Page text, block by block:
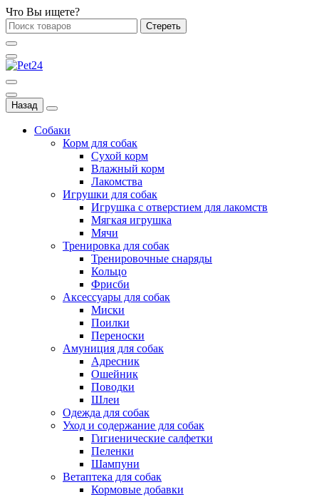
Что Вы ищете?
Стереть
Назад
Собаки
Корм для собак
Сухой корм
Влажный корм
Лакомства
Игрушки для собак
Игрушка с отверстием для лакомств
Мягкая игрушка
Мячи
Тренировка для собак
Тренировочные снаряды
Кольцо
Фрисби
Аксессуары для собак
Миски
Поилки
Переноски
Амуниция для собак
Адресник
Ошейник
Поводки
Шлеи
Одежда для собак
Уход и содержание для собак
Гигиенические салфетки
Пеленки
Шампуни
Ветаптека для собак
Кормовые добавки